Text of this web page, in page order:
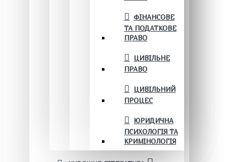
ФІНАНСОВЕ
ТА ПОДАТКОВЕ
ПРАВО
ЦИВІЛЬНЕ
ПРАВО
ЦИВІЛЬНИЙ
ПРОЦЕС
ЮРИДИЧНА
ПСИХОЛОГІЯ ТА
КРИМІНОЛОГІЯ